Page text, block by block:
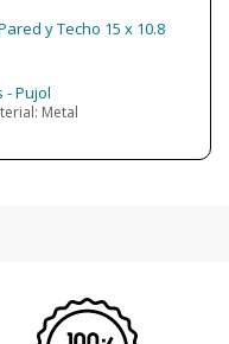
E14 para la versión 38 cm
y Techo 15 x 10.8
- Pujol
Metal